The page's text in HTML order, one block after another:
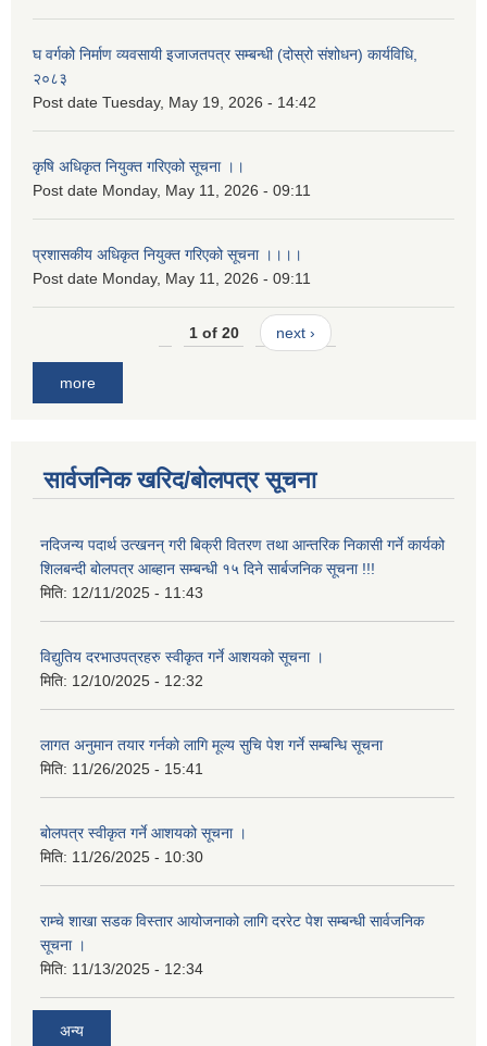
घ वर्गको निर्माण व्यवसायी इजाजतपत्र सम्बन्धी (दोस्रो संशोधन) कार्यविधि,
२०८३
Post date Tuesday, May 19, 2026 - 14:42
कृषि अधिकृत नियुक्त गरिएको सूचना ।।
Post date Monday, May 11, 2026 - 09:11
प्रशासकीय अधिकृत नियुक्त गरिएको सूचना ।।।।
Post date Monday, May 11, 2026 - 09:11
1 of 20 next ›
more
सार्वजनिक खरिद/बोलपत्र सूचना
नदिजन्य पदार्थ उत्खनन् गरी बिक्री वितरण तथा आन्तरिक निकासी गर्ने कार्यको
शिलबन्दी बोलपत्र आब्हान सम्बन्धी १५ दिने सार्बजनिक सूचना !!!
मिति: 12/11/2025 - 11:43
विद्युतिय दरभाउपत्रहरु स्वीकृत गर्ने आशयको सूचना ।
मिति: 12/10/2025 - 12:32
लागत अनुमान तयार गर्नकाे लागि मूल्य सुचि पेश गर्ने सम्बन्धि सूचना
मिति: 11/26/2025 - 15:41
बोलपत्र स्वीकृत गर्ने आशयको सूचना ।
मिति: 11/26/2025 - 10:30
राम्चे शाखा सडक विस्तार आयोजनाको लागि दररेट पेश सम्बन्धी सार्वजनिक
सूचना ।
मिति: 11/13/2025 - 12:34
अन्य